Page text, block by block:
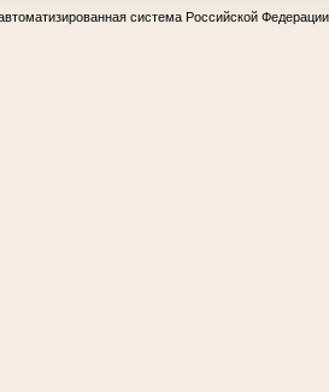
система Российской